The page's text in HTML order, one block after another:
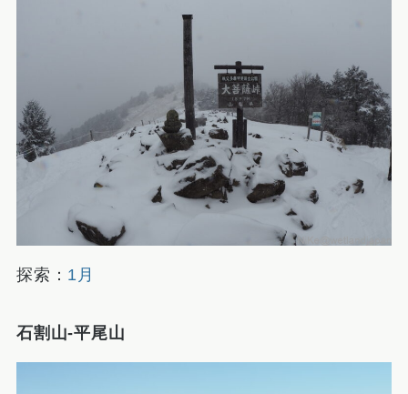
探索： 1月
石割山-平尾山